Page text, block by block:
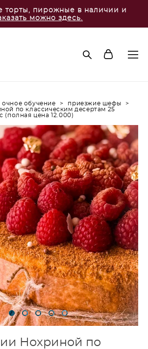
торты, пирожные в наличии и
можно здесь.
очное обучение > приезжие шефы
>
по классическим десертам 25
(полная цена 12.000)
Нохриной по